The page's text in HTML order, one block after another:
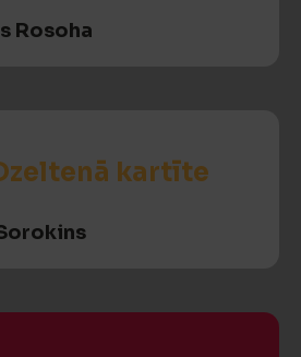
Rosoha
kartīte